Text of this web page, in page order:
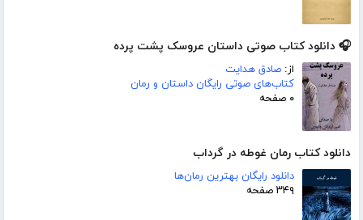
🎧 دانلود کتاب صوتی داستان عروسک پشت پرده
از: صادق هدایت
کتاب‌های صوتی رایگان داستان و رمان
۰ صفحه
دانلود کتاب رمان غوطه در گرداب
دانلود رایگان بهترین رمان‌ها
۳۴۹ صفحه